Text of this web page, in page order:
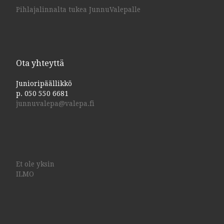
Pihlajalinnalta tukea JunnuValepalle
Ota yhteyttä
Junioripäällikkö
p. 050 550 6681
junnuvalepa@valepa.fi
Et ole yksin
ILMO